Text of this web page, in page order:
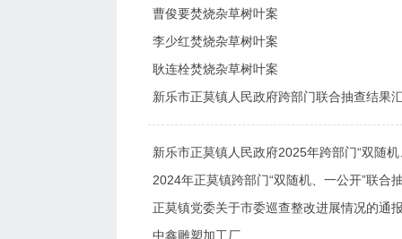
曹俊要焚烧杂草树叶案
李少红焚烧杂草树叶案
耿连栓焚烧杂草树叶案
新乐市正莫镇人民政府跨部门联合抽查结果
新乐市正莫镇人民政府2025年跨部门“双随
2024年正莫镇跨部门“双随机、一公开”联合
正莫镇党委关于市委巡查整改进展情况的通
中鑫雕塑加工厂